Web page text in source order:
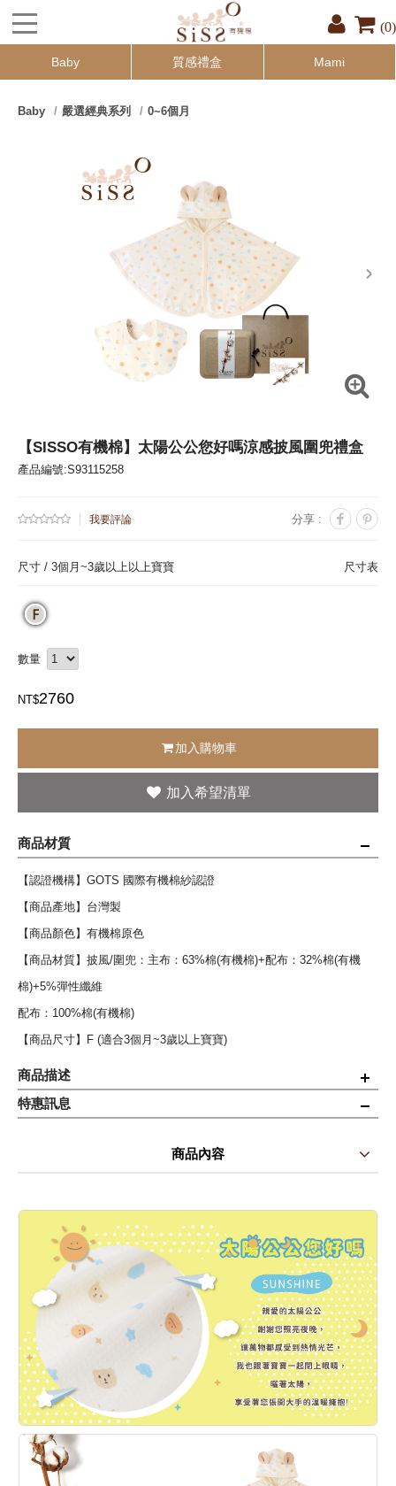
(0)
Baby 質感禮盒 Mami
Baby 嚴選經典系列 0~6個月
next
【SISSO有機棉】太陽公公您好嗎涼感披風圍兜禮盒
產品編號:S93115258
我要評論 分享 :
尺寸 / 3個月~3歲以上以上寶寶 尺寸表
數量
NT$2760
加入購物車
商品材質
【認證機構】GOTS 國際有機棉紗認證
【商品產地】台灣製
【商品顏色】有機棉原色
【商品材質】披風/圍兜：主布：63%棉(有機棉)+配布：32%棉(有機
棉)+5%彈性纖維
配布：100%棉(有機棉)
【商品尺寸】F (適合3個月~3歲以上寶寶)
商品描述
◆通過SGS檢驗能有效抗UV，防曬係數UPF30，有效防止寶寶曬傷。
◆禮盒內含：太陽公公您好嗎涼感防曬披風一入+太陽公公您好嗎涼感
圍兜一入
◎適合 四季 穿著。
特惠訊息
商品內容